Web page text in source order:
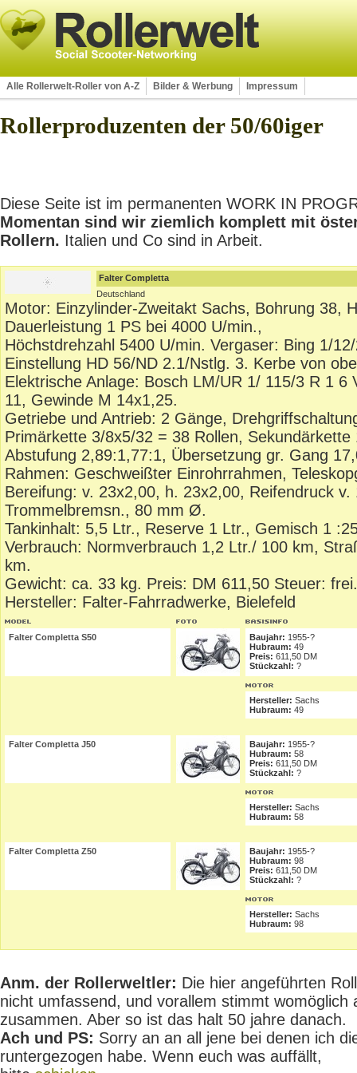
Alle Rollerwelt-Roller von A-Z Bilder & Werbung Impressum
Rollerproduzenten der 50/60iger
Diese Seite ist im permanenten WORK IN
Momentan sind wir ziemlich komplett mit
Rollern. Italien und Co sind in Arbeit.
Falter Completta
Deutschland
Motor: Einzylinder-Zweitakt Sachs, Bohrung 38,
Dauerleistung 1 PS bei 4000 U/min.,
Höchstdrehzahl 5400 U/min. Vergaser: Bing 1/
Einstellung HD 56/ND 2.1/Nstlg. 3. Kerbe von
Elektrische Anlage: Bosch LM/UR 1/ 115/3 R 1 6
11, Gewinde M 14x1,25.
Getriebe und Antrieb: 2 Gänge,
Primärkette 3/8x5/32 = 38 Rollen,
Abstufung 2,89:1,77:1, Übersetzung gr. Gang
Rahmen: Geschweißter Einrohrrahmen,
Bereifung: v. 23x2,00, h. 23x2,00, Reifendruck
Trommelbremsn., 80 mm Ø.
Tankinhalt: 5,5 Ltr., Reserve 1 Ltr., Gemisch 1
Verbrauch: Normverbrauch 1,2 Ltr./ 100 km,
km.
Gewicht: ca. 33 kg. Preis: DM 611,50 Steuer:
Hersteller: Falter-Fahrradwerke, Bielefeld
Falter Completta S50 Baujahr: 1955-?
Hubraum: 49
Preis: 611,50 DM
Stückzahl: ?
Hersteller: Sachs
Hubraum: 49
Falter Completta J50 Baujahr: 1955-?
Hubraum: 58
Preis: 611,50 DM
Stückzahl: ?
Hersteller: Sachs
Hubraum: 58
Falter Completta Z50 Baujahr: 1955-?
Hubraum: 98
Preis: 611,50 DM
Stückzahl: ?
Hersteller: Sachs
Hubraum: 98
Anm. der Rollerweltler: Die hier angeführten
nicht umfassend, und vorallem stimmt womöglich
zusammen. Aber so ist das halt 50 jahre danach.
Ach und PS: Sorry an an all jene bei denen ich
runtergezogen habe. Wenn euch was auffällt,